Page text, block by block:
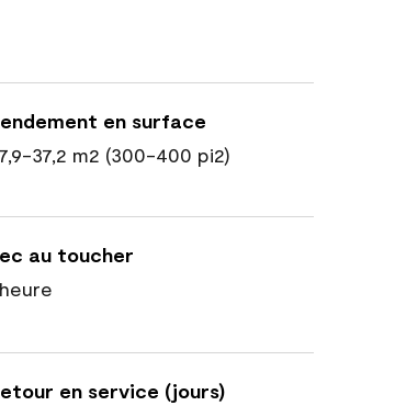
en surface
37,2 m2 (300-400 pi2)
au toucher
en service (jours)